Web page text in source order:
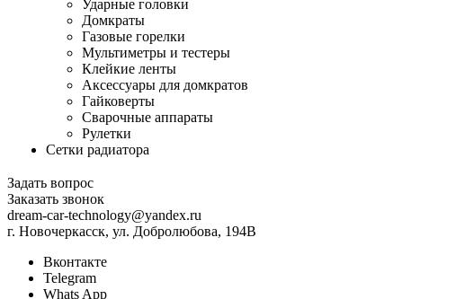
Ударные головки
Домкраты
Газовые горелки
Мультиметры и тестеры
Клейкие ленты
Аксессуары для домкратов
Гайковерты
Сварочные аппараты
Рулетки
Сетки радиатора
Задать вопрос
Заказать звонок
dream-car-technology@yandex.ru
г. Новочеркасск, ул. Добролюбова, 194В
Вконтакте
Telegram
Whats App